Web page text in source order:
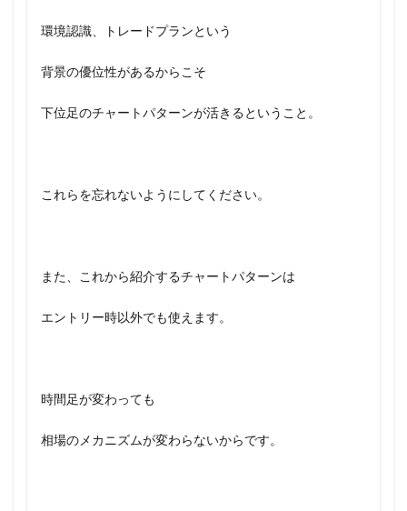
環境認識、トレードプランという
背景の優位性があるからこそ
下位足のチャートパターンが活きるということ。
これらを忘れないようにしてください。
また、これから紹介するチャートパターンは
エントリー時以外でも使えます。
時間足が変わっても
相場のメカニズムが変わらないからです。